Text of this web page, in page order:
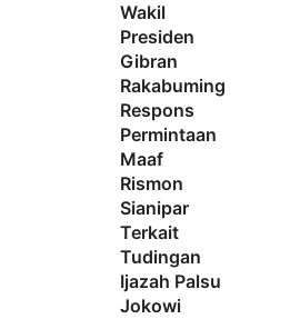
Wakil
Presiden
Gibran
Rakabuming
Respons
Permintaan
Maaf
Rismon
Sianipar
Terkait
Tudingan
Ijazah Palsu
Jokowi